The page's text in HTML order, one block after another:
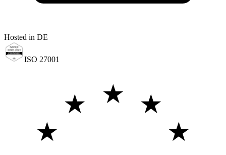
Hosted in DE
ISO 27001
★
★
★
★
★